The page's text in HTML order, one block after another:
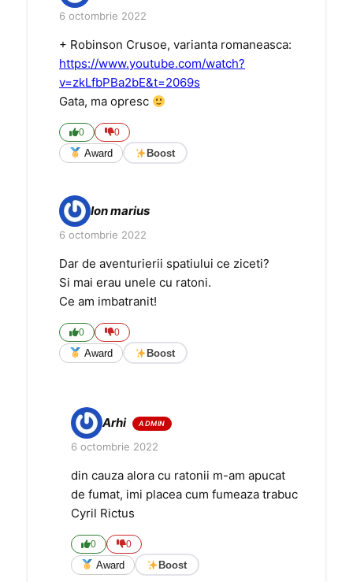
6 octombrie 2022
+ Robinson Crusoe, varianta romaneasca:
https://www.youtube.com/watch?
v=zkLfbPBa2bE&t=2069s
Gata, ma opresc
0 0
Award Boost
Ion marius
6 octombrie 2022
Dar de aventurierii spatiului ce ziceti?
Si mai erau unele cu ratoni.
Ce am imbatranit!
0 0
Award Boost
Arhi
6 octombrie 2022
din cauza alora cu ratonii m-am apucat
de fumat, imi placea cum fumeaza trabuc
Cyril Rictus
0 0
Award Boost